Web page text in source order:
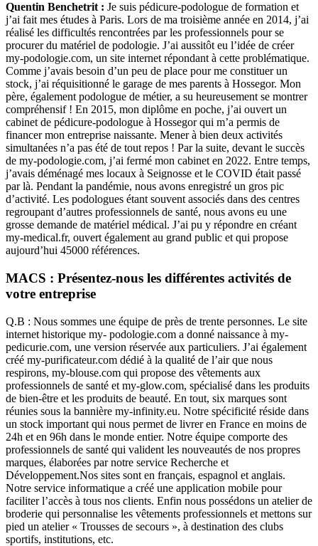
Quentin Benchetrit : Je suis pédicure-podologue de formation et
j’ai fait mes études à Paris. Lors de ma troisième année en 2014, j’ai
réalisé les difficultés rencontrées par les professionnels pour se
procurer du matériel de podologie. J’ai aussitôt eu l’idée de créer
my-podologie.com, un site internet répondant à cette problématique.
Comme j’avais besoin d’un peu de place pour me constituer un
stock, j’ai réquisitionné le garage de mes parents à Hossegor. Mon
père, également podologue de métier, a su heureusement se montrer
compréhensif ! En 2015, mon diplôme en poche, j’ai ouvert un
cabinet de pédicure-podologue à Hossegor qui m’a permis de
financer mon entreprise naissante. Mener à bien deux activités
simultanées n’a pas été de tout repos ! Par la suite, devant le succès
de my-podologie.com, j’ai fermé mon cabinet en 2022. Entre temps,
j’avais déménagé mes locaux à Seignosse et le COVID était passé
par là. Pendant la pandémie, nous avons enregistré un gros pic
d’activité. Les podologues étant souvent associés dans des centres
regroupant d’autres professionnels de santé, nous avons eu une
grosse demande de matériel médical. J’ai pu y répondre en créant
my-medical.fr, ouvert également au grand public et qui propose
aujourd’hui 45000 références.
MACS : Présentez-nous les différentes activités de
votre entreprise
Q.B : Nous sommes une équipe de près de trente personnes. Le site
internet historique my- podologie.com a donné naissance à my-
pedicurie.com, une version réservée aux particuliers. J’ai également
créé my-purificateur.com dédié à la qualité de l’air que nous
respirons, my-blouse.com qui propose des vêtements aux
professionnels de santé et my-glow.com, spécialisé dans les produits
de bien-être et les produits de beauté. En tout, six marques sont
réunies sous la bannière my-infinity.eu. Notre spécificité réside dans
un stock important qui nous permet de livrer en France en moins de
24h et en 96h dans le monde entier. Notre équipe comporte des
professionnels de santé qui valident les nouveautés de nos propres
marques, élaborées par notre service Recherche et
Développement.Nos sites sont en français, espagnol et anglais.
Notre service informatique a créé une application mobile pour
faciliter l’accès à tous nos clients. Enfin nous possédons un atelier de
broderie qui personnalise les vêtements professionnels et mettons sur
pied un atelier « Trousses de secours », à destination des clubs
sportifs, institutions, etc.